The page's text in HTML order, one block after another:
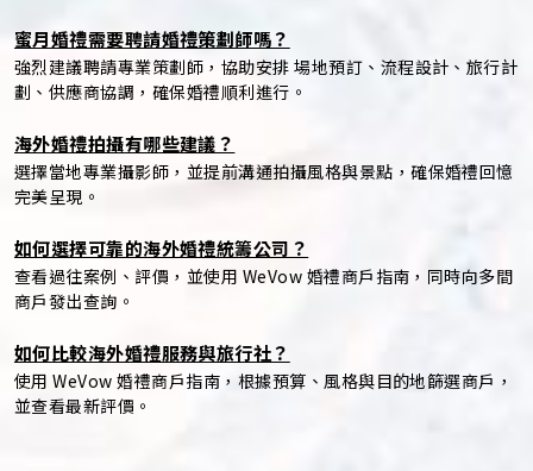
蜜月婚禮需要聘請婚禮策劃師嗎？
強烈建議聘請專業策劃師，協助安排 場地預訂、流程設計、旅行計
劃、供應商協調，確保婚禮順利進行。
海外婚禮拍攝有哪些建議？
選擇當地專業攝影師，並提前溝通拍攝風格與景點，確保婚禮回憶
完美呈現。
如何選擇可靠的海外婚禮統籌公司？
查看過往案例、評價，並使用 WeVow 婚禮商戶指南，同時向多間
商戶發出查詢。
如何比較海外婚禮服務與旅行社？
使用 WeVow 婚禮商戶指南，根據預算、風格與目的地篩選商戶，
並查看最新評價。